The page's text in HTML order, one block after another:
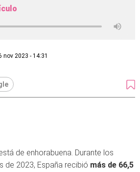
nov 2023 - 14:31
de enhorabuena. Durante los
de 2023, España recibió más de 66,5